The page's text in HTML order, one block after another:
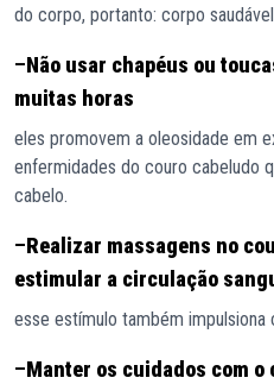
do corpo, portanto: corpo
–Não usar chapéus ou
muitas horas
eles promovem a oleosidade em
enfermidades do couro cabeludo
cabelo.
–Realizar massagens no
estimular a circulação
esse estímulo também
–Manter os cuidados com o